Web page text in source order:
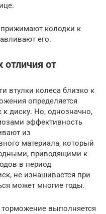
колодки к
его.
от
втулки колеса близко к
определяется
диску. Но, однозначно,
эффективность
из
материала, который
приводящими к
в период
не изнашивается при
может многие годы.
торможение выполняется